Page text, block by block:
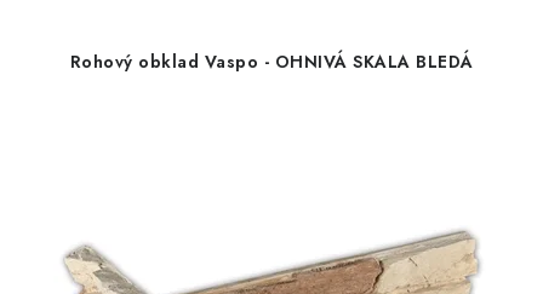
Rohový obklad Vaspo - OHNIVÁ SKALA BLEDÁ